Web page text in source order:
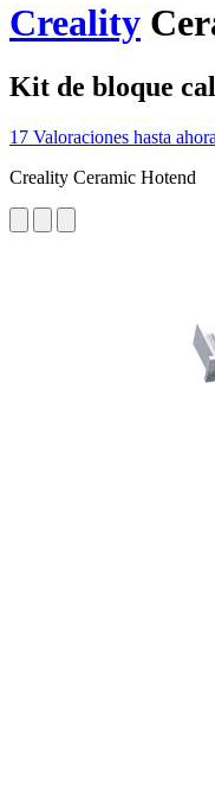
Creality
Kit de bloque
17 Valoraciones hasta ahora
Creality Ceramic Hotend